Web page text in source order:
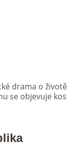
drama o
se objevuje